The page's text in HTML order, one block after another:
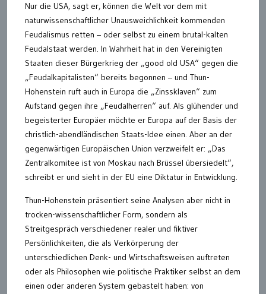
Nur die USA, sagt er, können die Welt vor dem mit
naturwissenschaftlicher Unausweichlichkeit kommenden
Feudalismus retten – oder selbst zu einem brutal-kalten
Feudalstaat werden. In Wahrheit hat in den Vereinigten
Staaten dieser Bürgerkrieg der „good old USA“ gegen die
„Feudalkapitalisten“ bereits begonnen – und Thun-
Hohenstein ruft auch in Europa die „Zinssklaven“ zum
Aufstand gegen ihre „Feudalherren“ auf. Als glühender und
begeisterter Europäer möchte er Europa auf der Basis der
christlich-abendländischen Staats-Idee einen. Aber an der
gegenwärtigen Europäischen Union verzweifelt er: „Das
Zentralkomitee ist von Moskau nach Brüssel übersiedelt“,
schreibt er und sieht in der EU eine Diktatur in Entwicklung.
Thun-Hohenstein präsentiert seine Analysen aber nicht in
trocken-wissenschaftlicher Form, sondern als
Streitgespräch verschiedener realer und fiktiver
Persönlichkeiten, die als Verkörperung der
unterschiedlichen Denk- und Wirtschaftsweisen auftreten
oder als Philosophen wie politische Praktiker selbst an dem
einen oder anderen System gebastelt haben: von